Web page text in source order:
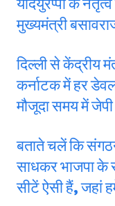
मुख्यमंत्री
दिल्ली से केंद्रीय
कर्नाटक में हर
मौजूदा समय में
बताते चलें कि
साधकर भाजपा के
सीटें ऐसी हैं, जहां